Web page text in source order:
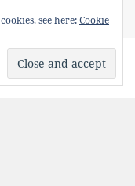
see here:Cookie